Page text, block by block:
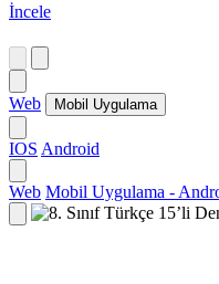
İncele
Web Mobil Uygulama
IOS Android
Web Mobil Uygulama -